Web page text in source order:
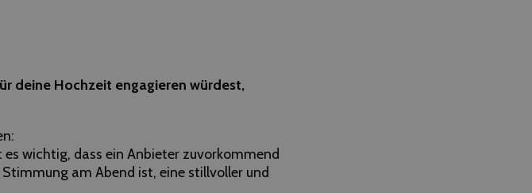
deine Hochzeit engagieren würdest,
wichtig, dass ein Anbieter zuvorkommend
am Abend ist, eine stillvoller und